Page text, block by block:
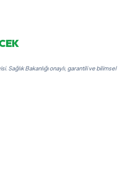
Sağlık Bakanlığı onaylı, garantili ve bilimsel